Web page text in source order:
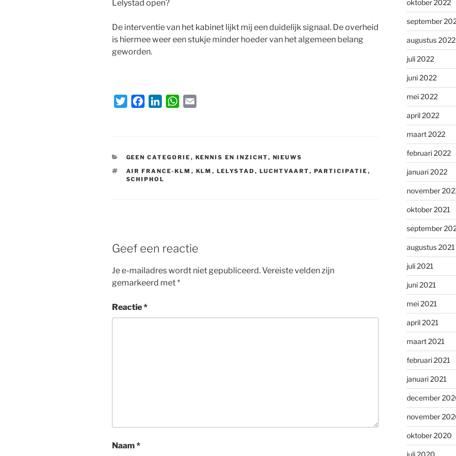
Lelystad open?
De interventie van het kabinet lijkt mij een duidelijk signaal. De overheid
is hiermee weer een stukje minder hoeder van het algemeen belang
geworden.
t
e
r
b
o
o
e
d
I
W
s
A
l
CATEGORIEËN
GEEN CATEGORIE , KENNIS EN INZICHT, NIEUWS
TAGS
AIR FRANCE-KLM , KLM , LELYSTAD , LUCHTVAART, PARTICIPATIE ,
SCHIPHOL
Geef een reactie
Je e-mailadres wordt niet gepubliceerd.Vereiste velden zijn
gemarkeerd met*
Reactie*
Naam *
oktober 2022
september
augustus 2022
juli 2022
juni 2022
mei 2022
april 2022
maart 2022
februari 2022
januari 2022
november
oktober 2021
september
augustus 2021
juli 2021
juni 2021
mei 2021
april 2021
maart 2021
februari 2021
januari 2021
december
november
oktober 2020